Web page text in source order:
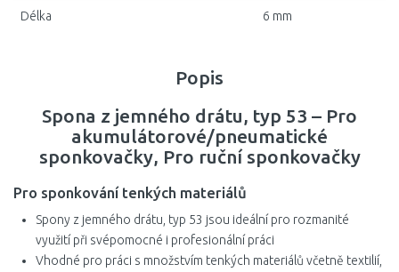
Popis
Spona z jemného drátu, typ 53 – Pro
akumulátorové/pneumatické
sponkovačky, Pro ruční sponkovačky
Pro sponkování tenkých materiálů
Spony z jemného drátu, typ 53 jsou ideální pro rozmanité
využití při svépomocné i profesionální práci
Vhodné pro práci s množstvím tenkých materiálů včetně textilií,
Délka 6 mm